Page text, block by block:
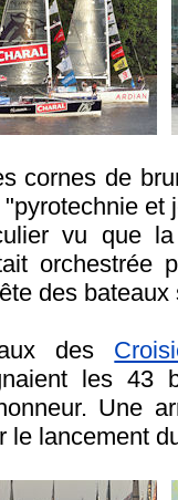
cornes de
et
vu que
orchestrée
des
des
les 43
Une
le lancement